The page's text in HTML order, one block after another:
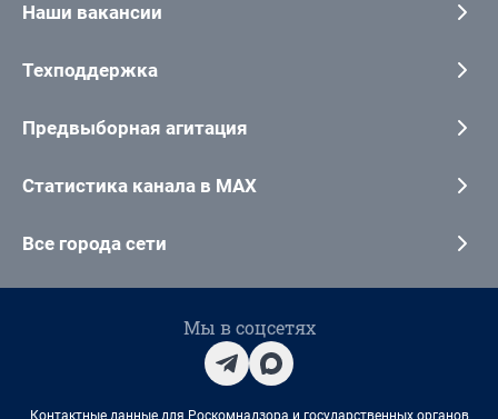
Наши вакансии
Техподдержка
Предвыборная агитация
Статистика канала в MAX
Все города сети
Мы в соцсетях